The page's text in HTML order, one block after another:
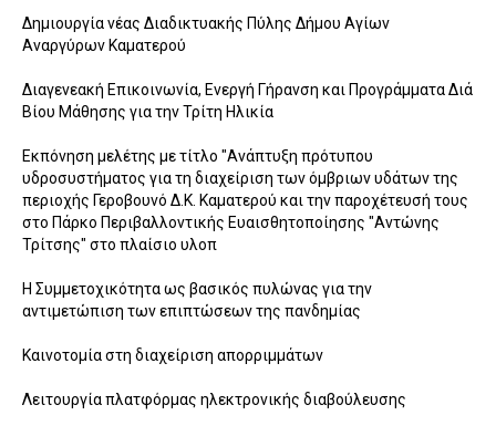
Δημιουργία νέας Διαδικτυακής Πύλης Δήμου Αγίων
Αναργύρων Καματερού
Διαγενεακή Επικοινωνία, Ενεργή Γήρανση και Προγράμματα Διά
Βίου Μάθησης για την Τρίτη Ηλικία
Εκπόνηση μελέτης με τίτλο "Ανάπτυξη πρότυπου
υδροσυστήματος για τη διαχείριση των όμβριων υδάτων της
περιοχής Γεροβουνό Δ.Κ. Καματερού και την παροχέτευσή τους
στο Πάρκο Περιβαλλοντικής Ευαισθητοποίησης "Αντώνης
Τρίτσης" στο πλαίσιο υλοπ
Η Συμμετοχικότητα ως βασικός πυλώνας για την
αντιμετώπιση των επιπτώσεων της πανδημίας
Καινοτομία στη διαχείριση απορριμμάτων
Λειτουργία πλατφόρμας ηλεκτρονικής διαβούλευσης